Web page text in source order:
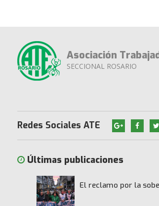
Asociación
SECCIONAL ROSARIO
Redes Sociales ATE
Últimas publicaciones
El reclamo por la